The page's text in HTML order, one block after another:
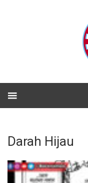
Darah Hijau